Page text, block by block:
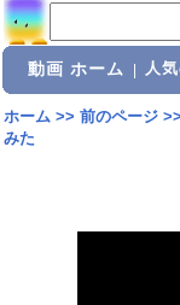
動画 ホーム 人
ホーム>> 前のページ>>
みた